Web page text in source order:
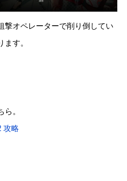
撃オペレーターで削り倒してい
ます。
。
攻略